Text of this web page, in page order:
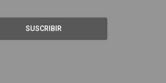
SUSCRIBIR